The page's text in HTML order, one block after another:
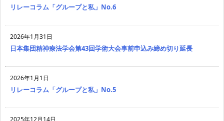
リレーコラム「グループと私」No.6
2026年1月31日
日本集団精神療法学会第43回学術大会事前申込み締め切り延長
2026年1月1日
リレーコラム「グループと私」No.5
2025年12月14日